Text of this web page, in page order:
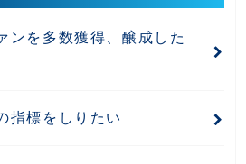
ンを多数獲得、醸成した
指標をしりたい